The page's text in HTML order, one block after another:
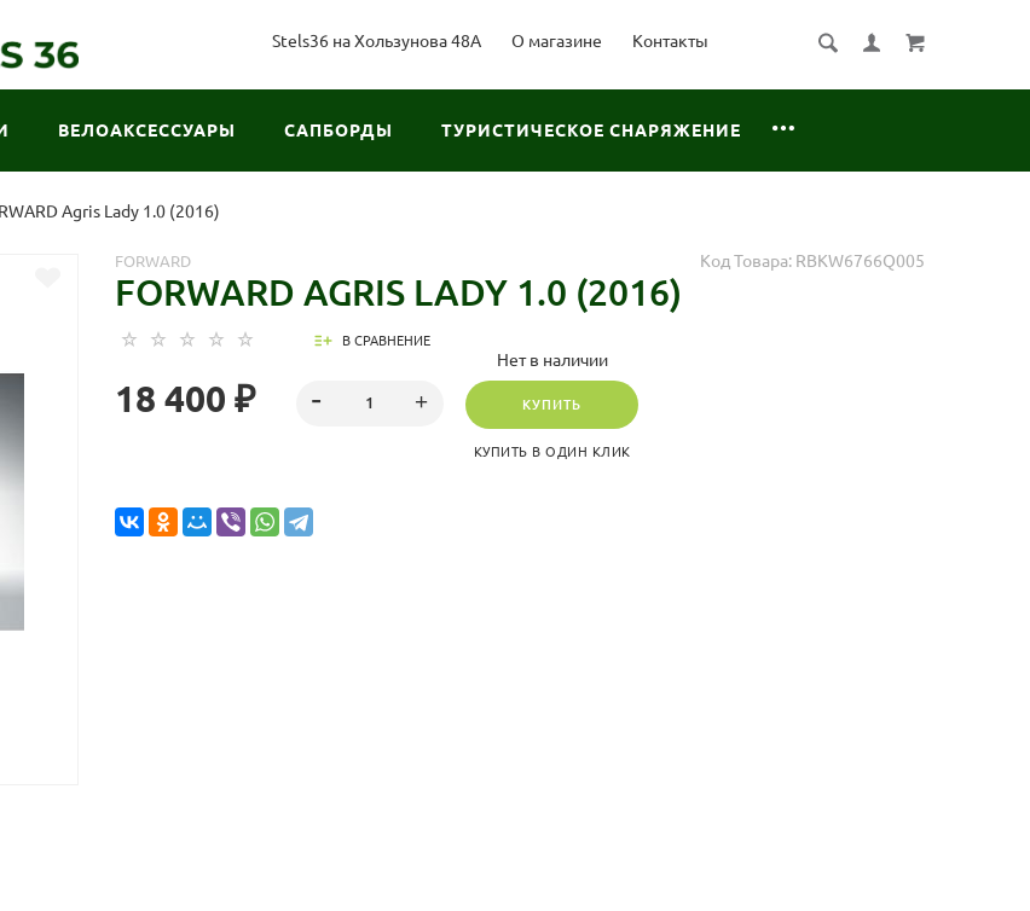
Stels36 на Хользунова 48А О магазине Контакты
ВЕЛОАКСЕССУАРЫ САПБОРДЫ ТУРИСТИЧЕСКОЕ СНАРЯЖЕНИЕ
Agris Lady 1.0 (2016)
Код Товара: RBKW6766Q005
FORWARD
FORWARD AGRIS LADY 1.0 (2016)
В СРАВНЕНИЕ
18 400 ₽
Нет в наличии
КУПИТЬ
КУПИТЬ В ОДИН КЛИК